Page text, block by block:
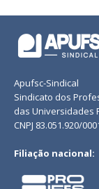
Apufsc-Sindical
Sindicato dos
das Universidades
CNPJ 83.051.920/
Filiação nacional: